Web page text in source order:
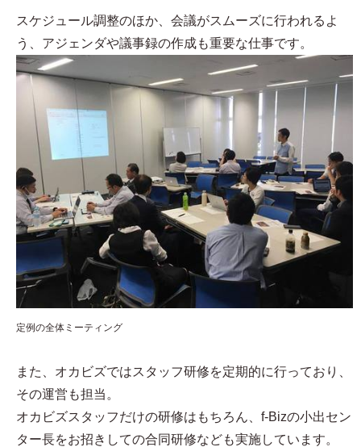
スケジュール調整のほか、会議がスムーズに行われるよ
う、アジェンダや議事録の作成も重要な仕事です。
定例の全体ミーティング
また、オカビズではスタッフ研修を定期的に行っており、
その運営も担当。
オカビズスタッフだけの研修はもちろん、f-Bizの小出セン
ター長をお招きしての合同研修なども実施しています。